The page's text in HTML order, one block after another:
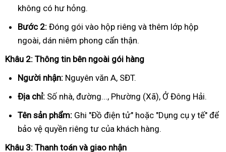
không có hư hỏng.
Bước 2: Đóng gói vào hộp riêng và thêm lớp hộp
ngoài, dán niêm phong cẩn thận.
Khâu 2: Thông tin bên ngoài gói hàng
Người nhận: Nguyên văn A, SĐT.
Địa chỉ: Số nhà, đường..., Phường (Xã), Ở Đông Hải.
Tên sản phẩm: Ghi "Đồ điện tử" hoặc "Dụng cụ y tế" để
bảo vệ quyền riêng tư của khách hàng.
Khâu 3: Thanh toán và giao nhận